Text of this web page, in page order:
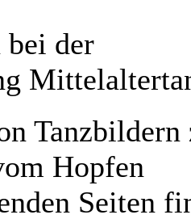
der
Hopfen
Seiten